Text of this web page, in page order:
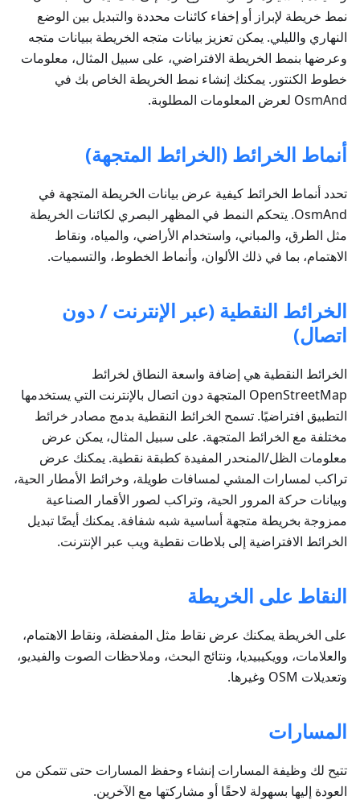
نمط خريطة لإبراز أو إخفاء كائنات محددة والتبديل بين الوضع
النهاري والليلي. يمكن تعزيز بيانات متجه الخريطة ببيانات متجه
وعرضها بنمط الخريطة الافتراضي، على سبيل المثال، معلومات
خطوط الكنتور. يمكنك إنشاء نمط الخريطة الخاص بك في
OsmAnd لعرض المعلومات المطلوبة.
أنماط الخرائط (الخرائط المتجهة)
تحدد أنماط الخرائط كيفية عرض بيانات الخريطة المتجهة في
OsmAnd. يتحكم النمط في المظهر البصري لكائنات الخريطة
مثل الطرق، والمباني، واستخدام الأراضي، والمياه، ونقاط
الاهتمام، بما في ذلك الألوان، وأنماط الخطوط، والتسميات.
الخرائط النقطية (عبر الإنترنت / دون
اتصال)
الخرائط النقطية هي إضافة واسعة النطاق لخرائط
OpenStreetMap المتجهة دون اتصال بالإنترنت التي يستخدمها
التطبيق افتراضيًا. تسمح الخرائط النقطية بدمج مصادر خرائط
مختلفة مع الخرائط المتجهة. على سبيل المثال، يمكن عرض
معلومات الظل/المنحدر المفيدة كطبقة نقطية. يمكنك عرض
تراكب لمسارات المشي لمسافات طويلة، وخرائط الأمطار الحية،
وبيانات حركة المرور الحية، وتراكب لصور الأقمار الصناعية
ممزوجة بخريطة متجهة أساسية شبه شفافة. يمكنك أيضًا تبديل
الخرائط الافتراضية إلى بلاطات نقطية ويب عبر الإنترنت.
النقاط على الخريطة
على الخريطة يمكنك عرض نقاط مثل المفضلة، ونقاط الاهتمام،
والعلامات، وويكيبيديا، ونتائج البحث، وملاحظات الصوت والفيديو،
وتعديلات OSM وغيرها.
المسارات
تتيح لك وظيفة المسارات إنشاء وحفظ المسارات حتى تتمكن من
العودة إليها بسهولة لاحقًا أو مشاركتها مع الآخرين.